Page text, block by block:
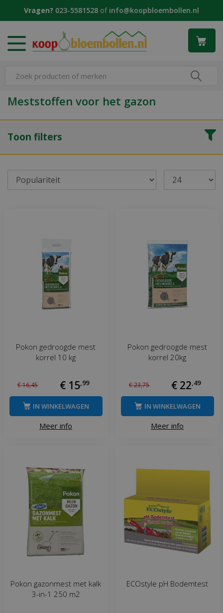
Vragen? 023-5581528 of info@koopbloembollen.nl
Meststoffen voor het gazon
Toon filters
Pokon gedroogde mest
korrel 10 kg
€16,45 € 15 99
Meer info
IN WINKELWAGEN
Pokon gedroogde mest
korrel 20kg
€23,75 € 22 49
Meer info
IN WINKELWAGEN
Pokon gazonmest met kalk
3-in-1 250 m2
ECOstyle pH Bodemtest